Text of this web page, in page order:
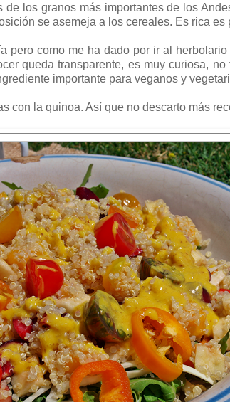
de los granos más importantes de los
se asemeja a los cereales. Es rica
pero como me ha dado por ir al
queda transparente, es muy curiosa,
importante para veganos y
con la quinoa. Así que no descarto más